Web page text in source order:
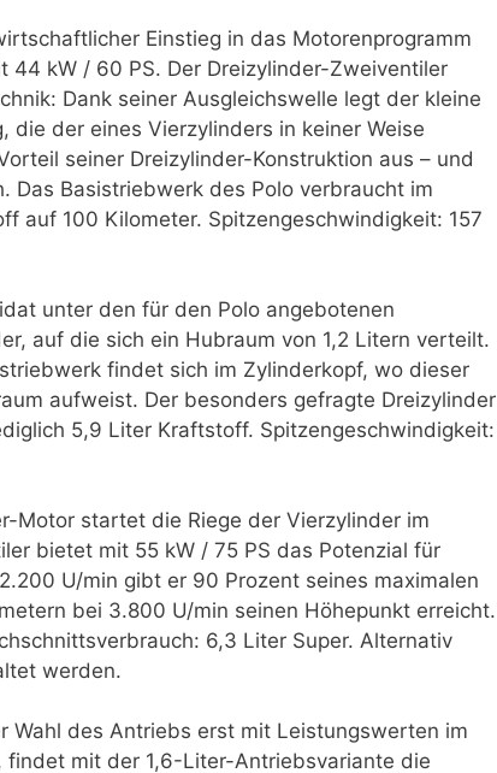
Einstieg in das Motorenprogramm
44 kW / 60 PS. Der Dreizylinder-Zweiventiler
Dank seiner Ausgleichswelle legt der kleine
die der eines Vierzylinders in keiner Weise
seiner Dreizylinder-Konstruktion aus – und
Das Basistriebwerk des Polo verbraucht im
auf 100 Kilometer. Spitzengeschwindigkeit: 157
unter den für den Polo angebotenen
auf die sich ein Hubraum von 1,2 Litern verteilt.
findet sich im Zylinderkopf, wo dieser
aufweist. Der besonders gefragte Dreizylinder
5,9 Liter Kraftstoff. Spitzengeschwindigkeit:
Motor startet die Riege der Vierzylinder im
bietet mit 55 kW / 75 PS das Potenzial für
U/min gibt er 90 Prozent seines maximalen
bei 3.800 U/min seinen Höhepunkt erreicht.
6,3 Liter Super. Alternativ
werden.
Wahl des Antriebs erst mit Leistungswerten im
mit der 1,6-Liter-Antriebsvariante die